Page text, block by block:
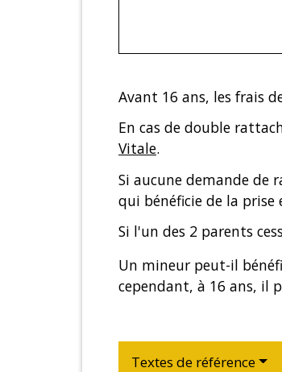
Avant 16 ans, les frais
En cas de double
Vitale.
Si aucune demande de
qui bénéficie de la prise
Si l'un des 2 parents
Un mineur peut-il
cependant, à 16 ans, il
Textes de référence